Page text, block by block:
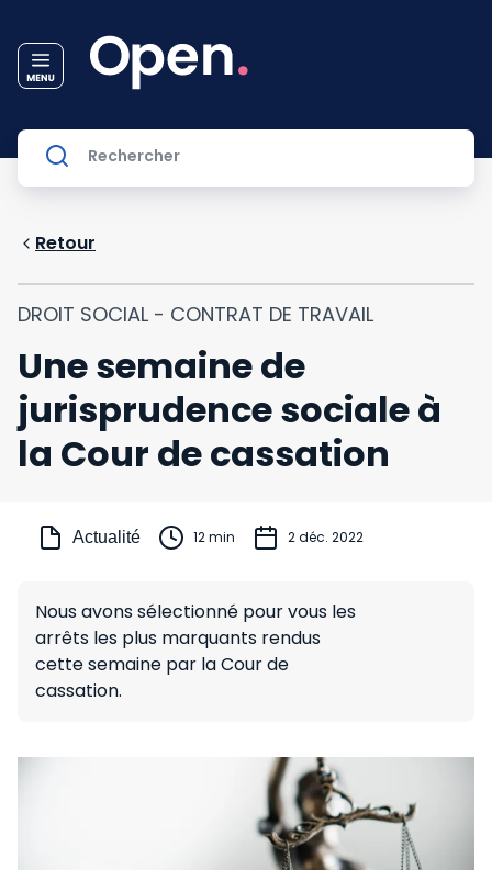
Retour
DROIT SOCIAL - CONTRAT DE TRAVAIL
Une semaine de
jurisprudence sociale à
la Cour de cassation
Actualité 12 min 2 déc. 2022
Nous avons sélectionné pour vous les
arrêts les plus marquants rendus
cette semaine par la Cour de
cassation.